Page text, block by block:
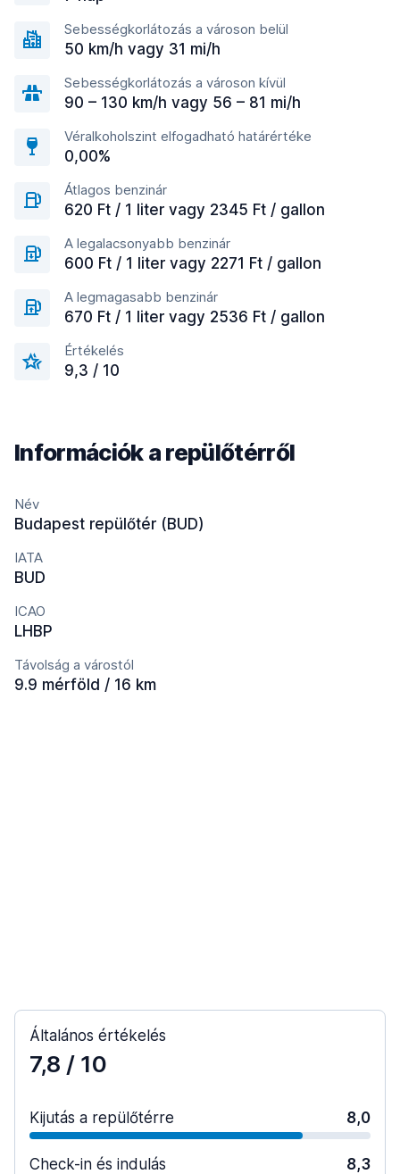
Sebességkorlátozás a városon belül
50 km/h vagy 31 mi/h
Sebességkorlátozás a városon kívül
90 – 130 km/h vagy 56 – 81 mi/h
Véralkoholszint elfogadható határértéke
0,00%
Átlagos benzinár
620 Ft / 1 liter vagy 2345 Ft / gallon
A legalacsonyabb benzinár
600 Ft / 1 liter vagy 2271 Ft / gallon
A legmagasabb benzinár
670 Ft / 1 liter vagy 2536 Ft / gallon
Értékelés
9,3 / 10
Információk a repülőtérről
Név
Budapest repülőtér (BUD)
IATA
BUD
ICAO
LHBP
Távolság a várostól
9.9 mérföld / 16 km
Általános értékelés
7,8 / 10
Kijutás a repülőtérre 8,0
Check-in és indulás 8,3